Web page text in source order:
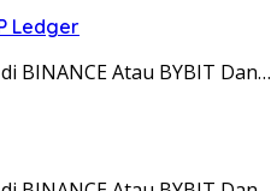
Ledger
BINANCE Atau BYBIT Dan…